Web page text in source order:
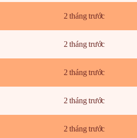
2 tháng trước
2 tháng trước
2 tháng trước
2 tháng trước
2 tháng trước